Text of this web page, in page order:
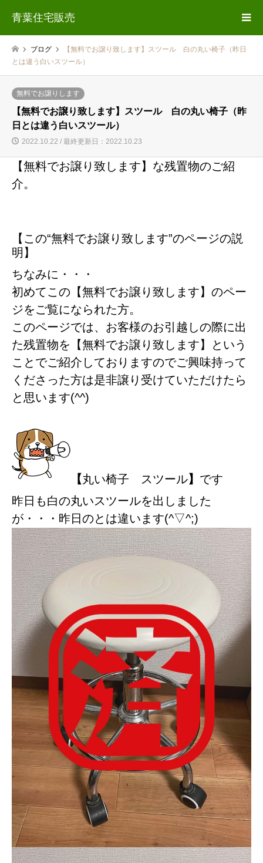
青葉住宅販売
ブログ
【無料でお譲り致します】スツール 白の丸い椅子（昨日
とは違う白いスツール）
無料でお譲りします
【無料でお譲り致します】スツール 白の丸い椅子（昨
日とは違う白いスツール）
2022.10.22 / 最終更新日：2022.10.23
【無料でお譲り致します】な残置物のご紹
介。
【この“無料でお譲り致します”のページの説
明】
ちなみに・・・
初めてこの【無料でお譲り致します】のペー
ジをご覧になられた方。
このページでは、お客様のお引越しの際に出
た残置物を【無料でお譲り致します】という
ことでご紹介しておりますのでご興味持って
くださった方は是非譲り受けていただけたら
と思います(^^)
【丸い椅子 スツール】 です
昨日も白の丸いスツールを出しました
が・・・昨日のとは違います(^▽^;)